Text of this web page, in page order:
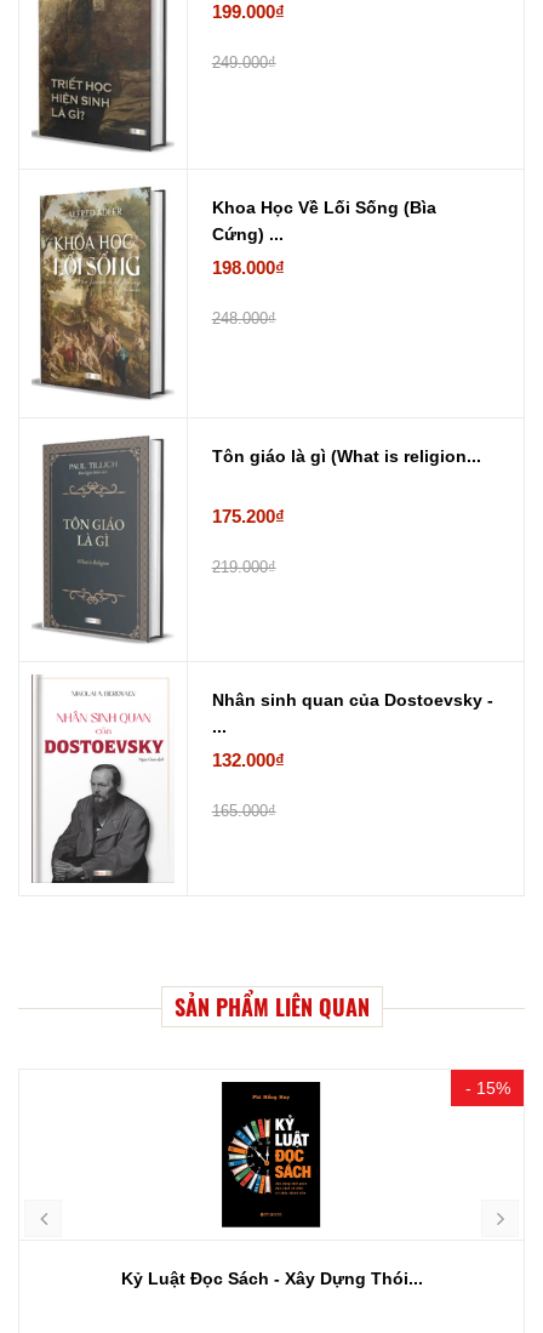
199.000₫
249.000₫
Khoa Học Về Lối Sống (Bìa
Cứng) ...
198.000₫
248.000₫
Tôn giáo là gì (What is religion...
175.200₫
219.000₫
Nhân sinh quan của Dostoevsky -
...
132.000₫
165.000₫
SẢN PHẨM LIÊN QUAN
- 15%
Kỷ Luật Đọc Sách - Xây Dựng Thói...